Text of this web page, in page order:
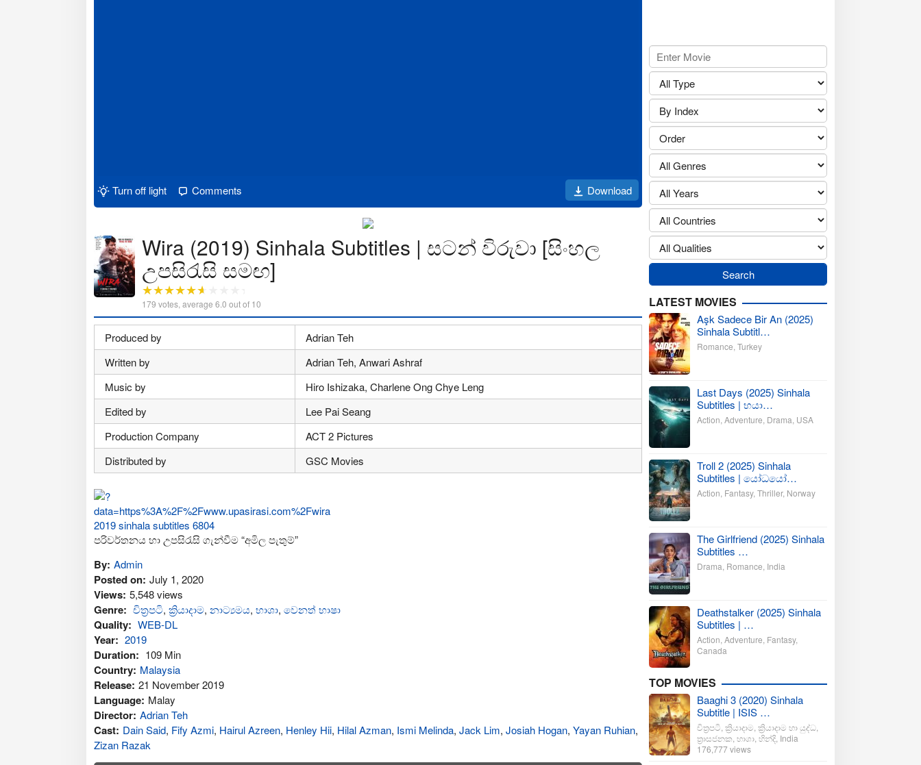
Turn off light Comments Download
Wira (2019) Sinhala Subtitles | සටන් විරුවා [සිංහල
උපසිරැසි සමඟ]
179 votes, average 6.0 out of 10
Produced by
Adrian Teh
Written by
Adrian Teh, Anwari Ashraf
Music by
Hiro Ishizaka, Charlene Ong Chye Leng
Edited by
Lee Pai Seang
Production Company
ACT 2 Pictures
Distributed by
GSC Movies
පරිවර්තනය හා උපසිරැසි ගැන්වීම “අමිල පැතුම්”
By: Admin
Posted on: July 1, 2020
Views: 5,548 views
Genre: චිත්‍රපටි, ක්‍රියාදාම, නාට්‍යමය, භාශා, වෙනත් භාෂා
Quality: WEB-DL
Year: 2019
Duration: 109 Min
Country: Malaysia
Release: 21 November 2019
Language: Malay
Director: Adrian Teh
Cast: Dain Said, Fify Azmi, Hairul Azreen, Henley Hii, Hilal Azman, Ismi Melinda, Jack Lim, Josiah Hogan, Yayan Ruhian,
Zizan Razak
LATEST MOVIES
Aşk Sadece Bir An (2025)
Sinhala Subtitl…
Romance Turkey
Last Days (2025) Sinhala
Subtitles | භයා…
Action Adventure Drama USA
Troll 2 (2025) Sinhala
Subtitles | යෝධයෝ…
Action Fantasy, Thriller, Norway
The Girlfriend (2025) Sinhala
Subtitles …
Drama Romance India
Deathstalker (2025) Sinhala
Subtitles | …
Action Adventure Fantasy,
Canada
TOP MOVIES
Baaghi 3 (2020) Sinhala
Subtitle | ISIS …
චිත්‍රපටි ක්‍රියාදාම ක්‍රියාදාම හා යුද්ධ
ත්‍රාසජනක භාශා හින්දි India
176,777 views